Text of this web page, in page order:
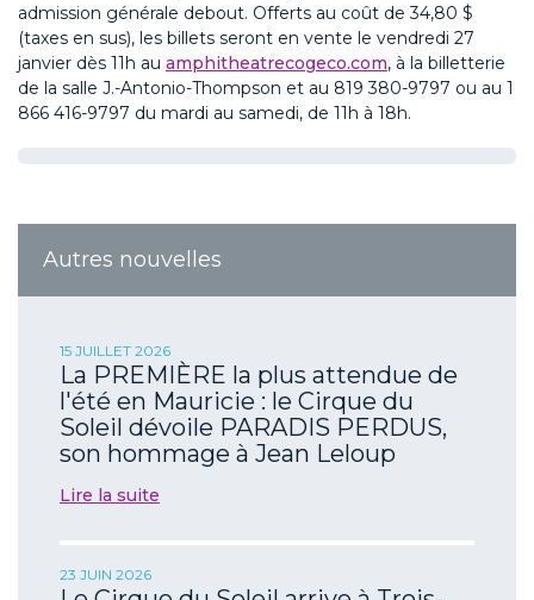
admission générale debout. Offerts au coût de 34,80 $
(taxes en sus), les billets seront en vente le vendredi 27
janvier dès 11h au amphitheatrecogeco.com, à la billetterie
de la salle J.-Antonio-Thompson et au 819 380-9797 ou au 1
866 416-9797 du mardi au samedi, de 11h à 18h.
Autres nouvelles
15 JUILLET 2026
La PREMIÈRE la plus attendue de
l'été en Mauricie : le Cirque du
Soleil dévoile PARADIS PERDUS,
son hommage à Jean Leloup
Lire la suite
23 JUIN 2026